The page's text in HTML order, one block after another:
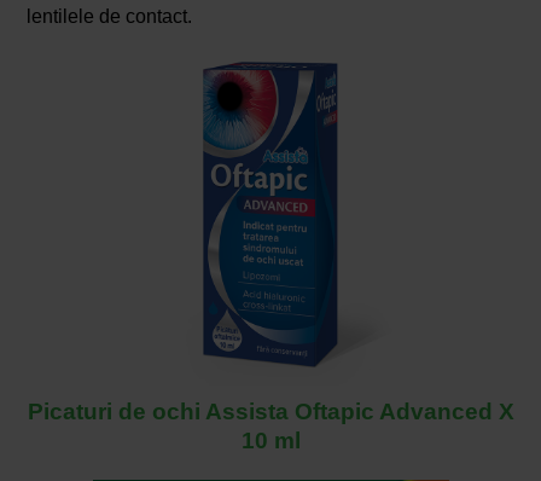
lentilele de contact.
Picaturi de ochi Assista Oftapic Advanced X
10 ml